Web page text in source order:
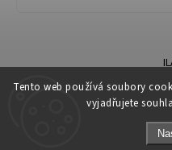
Tento web používá soubory
vyjadřujete